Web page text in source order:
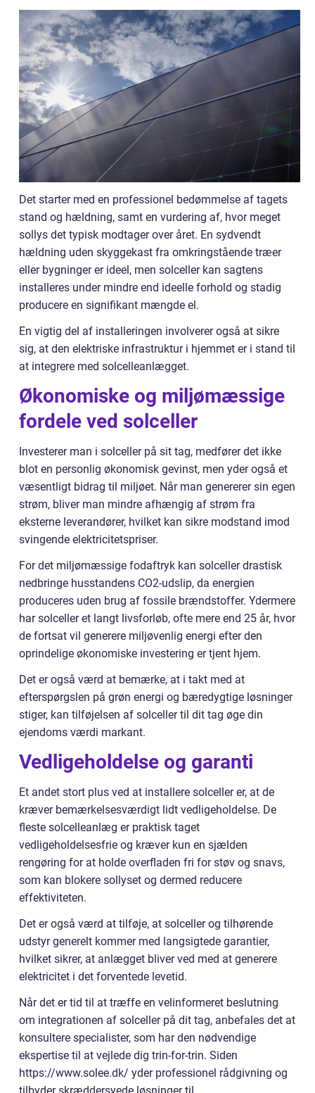
Det starter med en professionel bedømmelse af tagets
stand og hældning, samt en vurdering af, hvor meget
sollys det typisk modtager over året. En sydvendt
hældning uden skyggekast fra omkringstående træer
eller bygninger er ideel, men solceller kan sagtens
installeres under mindre end ideelle forhold og stadig
producere en signifikant mængde el.
En vigtig del af installeringen involverer også at sikre
sig, at den elektriske infrastruktur i hjemmet er i stand til
at integrere med solcelleanlægget.
Økonomiske og miljømæssige
fordele ved solceller
Investerer man i solceller på sit tag, medfører det ikke
blot en personlig økonomisk gevinst, men yder også et
væsentligt bidrag til miljøet. Når man genererer sin egen
strøm, bliver man mindre afhængig af strøm fra
eksterne leverandører, hvilket kan sikre modstand imod
svingende elektricitetspriser.
For det miljømæssige fodaftryk kan solceller drastisk
nedbringe husstandens CO2-udslip, da energien
produceres uden brug af fossile brændstoffer. Ydermere
har solceller et langt livsforløb, ofte mere end 25 år, hvor
de fortsat vil generere miljøvenlig energi efter den
oprindelige økonomiske investering er tjent hjem.
Det er også værd at bemærke, at i takt med at
efterspørgslen på grøn energi og bæredygtige løsninger
stiger, kan tilføjelsen af solceller til dit tag øge din
ejendoms værdi markant.
Vedligeholdelse og garanti
Et andet stort plus ved at installere solceller er, at de
kræver bemærkelsesværdigt lidt vedligeholdelse. De
fleste solcelleanlæg er praktisk taget
vedligeholdelsesfrie og kræver kun en sjælden
rengøring for at holde overfladen fri for støv og snavs,
som kan blokere sollyset og dermed reducere
effektiviteten.
Det er også værd at tilføje, at solceller og tilhørende
udstyr generelt kommer med langsigtede garantier,
hvilket sikrer, at anlægget bliver ved med at generere
elektricitet i det forventede levetid.
Når det er tid til at træffe en velinformeret beslutning
om integrationen af solceller på dit tag, anbefales det at
konsultere specialister, som har den nødvendige
ekspertise til at vejlede dig trin-for-trin. Siden
https://www.solee.dk/ yder professionel rådgivning og